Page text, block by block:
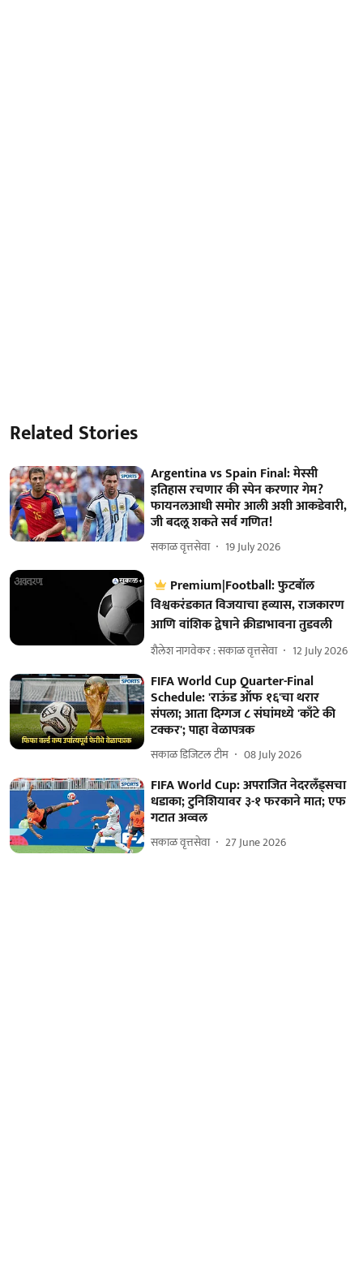
Related Stories
Argentina vs Spain Final: मेस्सी
इतिहास रचणार की स्पेन करणार गेम?
फायनलआधी समोर आली अशी आकडेवारी,
जी बदलू शकते सर्व गणित!
सकाळ वृत्तसेवा 19 July 2026
Premium|Football: फुटबॉल
विश्वकरंडकात विजयाचा हव्यास, राजकारण
आणि वांशिक द्वेषाने क्रीडाभावना तुडवली
शैलेश नागवेकर : सकाळ वृत्तसेवा 12 July 2026
FIFA World Cup Quarter-Final
Schedule: 'राऊंड ऑफ १६'चा थरार
संपला; आता दिग्गज ८ संघांमध्ये 'काँटे की
टक्कर'; पाहा वेळापत्रक
सकाळ डिजिटल टीम 08 July 2026
FIFA World Cup: अपराजित नेदरलँड्सचा
धडाका; टुनिशियावर ३-१ फरकाने मात; एफ
गटात अव्वल
सकाळ वृत्तसेवा 27 June 2026